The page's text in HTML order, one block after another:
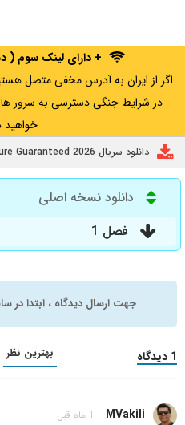
+ دارای لینک سوم (
در شرایط جنگی دسترسی به سرور ها
دانلود سریال Maximum Pleasure Guaranteed 2026
دانلود نسخه اصلی
فصل 1
جهت ارسال دیدگاه ، ابتدا در
1 دیدگاه بهترین نظر
MVakili 1 ماه قبل